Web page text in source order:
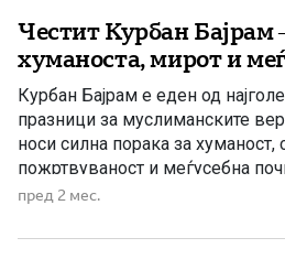
Честит Курбан Бајрам
хуманоста, мирот и
Курбан Бајрам е еден од
празници за муслиманските
носи силна порака за хуманост,
пожртвуваност и меѓусебна
светот сè повеќе се соочува со
празник имаат уште поголемо
пред 2 мес.